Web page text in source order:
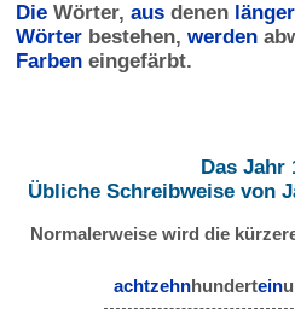
DieWörter, ausdenen
Wörterbestehen, werden
Farbeneingefärbt.
Das Jahr
Übliche Schreibweise von
Normalerweise wird die
achtzehnhundertein